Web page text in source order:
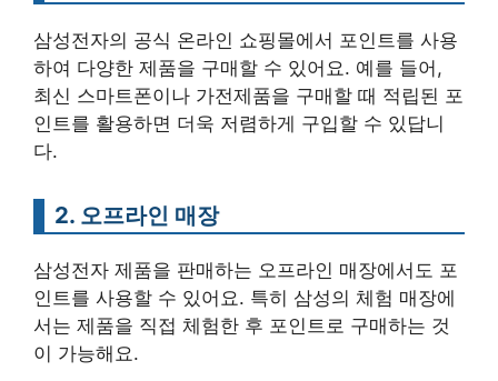
삼성전자의 공식 온라인 쇼핑몰에서 포인트를 사용
하여 다양한 제품을 구매할 수 있어요. 예를 들어,
최신 스마트폰이나 가전제품을 구매할 때 적립된 포
인트를 활용하면 더욱 저렴하게 구입할 수 있답니
다.
2. 오프라인 매장
삼성전자 제품을 판매하는 오프라인 매장에서도 포
인트를 사용할 수 있어요. 특히 삼성의 체험 매장에
서는 제품을 직접 체험한 후 포인트로 구매하는 것
이 가능해요.